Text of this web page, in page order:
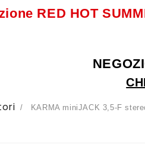
RED HOT
KARMA miniJACK 3,5-F